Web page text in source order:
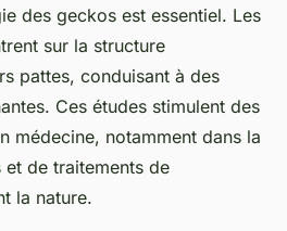
des geckos est essentiel. Les
sur la structure
pattes, conduisant à des
Ces études stimulent des
médecine, notamment dans la
et de traitements de
la nature.